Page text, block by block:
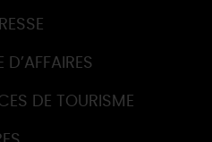
D’AFFAIRES
DE TOURISME